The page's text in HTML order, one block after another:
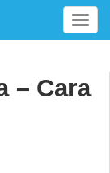
T
o
l
– Cara